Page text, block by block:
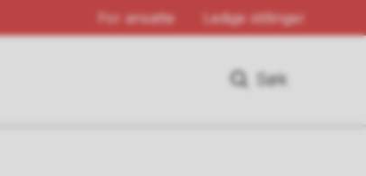
For ansatte Ledige stillinger
Søk